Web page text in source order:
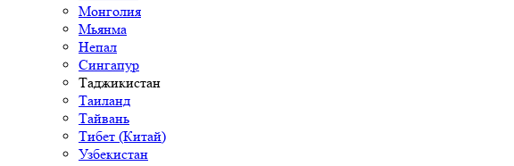
Монголия
Мьянма
Непал
Сингапур
Таджикистан
Таиланд
Тайвань
Тибет (Китай)
Узбекистан